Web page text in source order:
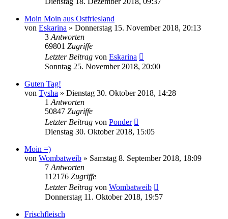
Moin Moin aus Ostfriesland
von Eskarina » Donnerstag 15. November 2018, 20:13
3 Antworten
69801 Zugriffe
Letzter Beitrag von Eskarina
Sonntag 25. November 2018, 20:00
Guten Tag!
von Tysha » Dienstag 30. Oktober 2018, 14:28
1 Antworten
50847 Zugriffe
Letzter Beitrag von Ponder
Dienstag 30. Oktober 2018, 15:05
Moin =)
von Wombatweib » Samstag 8. September 2018, 18:09
7 Antworten
112176 Zugriffe
Letzter Beitrag von Wombatweib
Donnerstag 11. Oktober 2018, 19:57
Frischfleisch